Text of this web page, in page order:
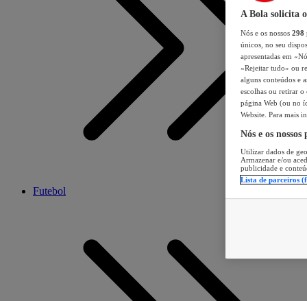
Futebol
A Bola solicita
Nós e os nossos 298
únicos, no seu
apresentadas em
«Rejeitar tudo» ou
alguns conteúdos e
escolhas ou retirar
página Web (ou no
Website. Para mais
Nós e os
Utilizar dados de
Armazenar e/ou
publicidade e
Lista de parceiros